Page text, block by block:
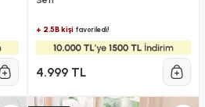
+ 2.5B kişifavoriledi!
4.999 TL